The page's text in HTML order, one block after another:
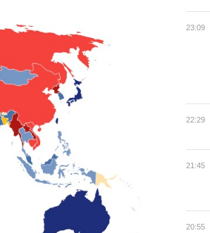
23:09
22:29
21:45
20:55